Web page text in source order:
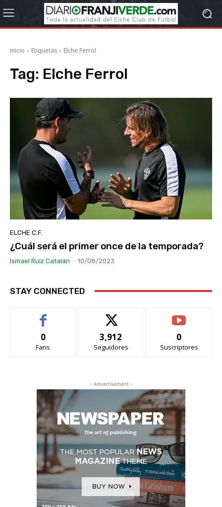
Inicio Etiquetas Elche Ferrol
Tag: Elche Ferrol
ELCHE C.F.
¿Cuál será el primer once de la temporada?
Ismael Ruiz Catalán - 10/08/2023
STAY CONNECTED
0
Fans
3,912
Seguidores
0
Suscriptores
- Advertisement -